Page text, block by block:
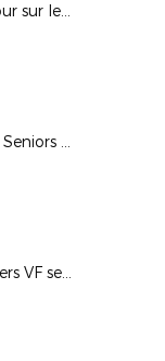
Beach Vert 2017 : retour sur les 4 étapes de la 1ère semaine !
50e Coupe Atlantique Seniors : Retour sur la victoire de l'ASPTT Nantes en 1982
Les joueuses des Herbiers VF sensibilisées au football adapté